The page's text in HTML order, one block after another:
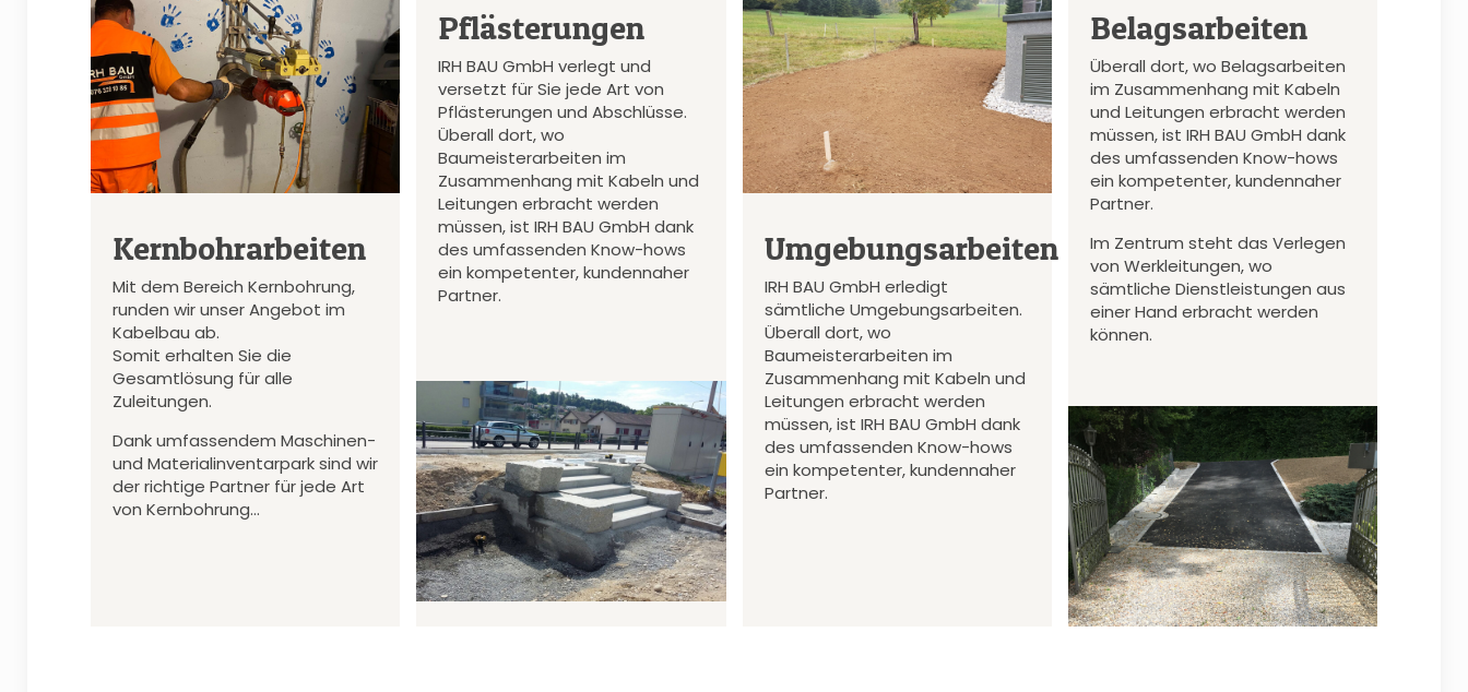
Kernbohrarbeiten
Mit dem Bereich Kernbohrung,
runden wir unser Angebot im
Kabelbau ab.
Somit erhalten Sie die
Gesamtlösung für alle
Zuleitungen.
Dank umfassendem Maschinen-
und Materialinventarpark sind wir
der richtige Partner für jede Art
von Kernbohrung…
Pflästerungen
IRH BAU GmbH verlegt und
versetzt für Sie jede Art von
Pflästerungen und Abschlüsse.
Überall dort, wo
Baumeisterarbeiten im
Zusammenhang mit Kabeln und
Leitungen erbracht werden
müssen, ist IRH BAU GmbH dank
des umfassenden Know-hows
ein kompetenter, kundennaher
Partner.
Umgebungsarbeiten
IRH BAU GmbH erledigt
sämtliche Umgebungsarbeiten.
Überall dort, wo
Baumeisterarbeiten im
Zusammenhang mit Kabeln und
Leitungen erbracht werden
müssen, ist IRH BAU GmbH dank
des umfassenden Know-hows
ein kompetenter, kundennaher
Partner.
Belagsarbeiten
Überall dort, wo Belagsarbeiten
im Zusammenhang mit Kabeln
und Leitungen erbracht werden
müssen, ist IRH BAU GmbH dank
des umfassenden Know-hows
ein kompetenter, kundennaher
Partner.
Im Zentrum steht das Verlegen
von Werkleitungen, wo
sämtliche Dienstleistungen aus
einer Hand erbracht werden
können.